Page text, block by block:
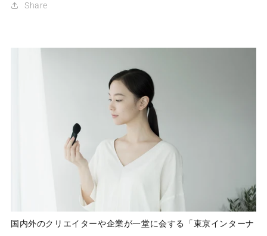
Share
国内外のクリエイターや企業が一堂に会する「東京インターナ